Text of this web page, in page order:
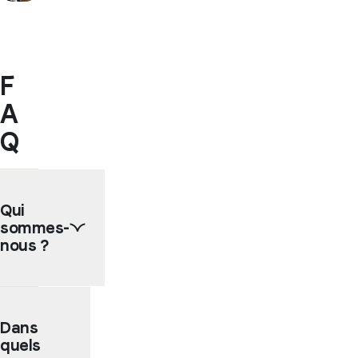
F
A
Q
Qui
sommes-
nous ?
Education
Program)
Dans
quels